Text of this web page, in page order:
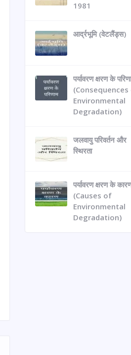
1981
आर्द्रभूमि (वेटलैंड्स)
पर्यावरण क्षरण के
Environmental
Degradation)
जलवायु परिवर्तन और
स्थिरता
पर्यावरण क्षरण के
(Causes of
Environmental
Degradation)